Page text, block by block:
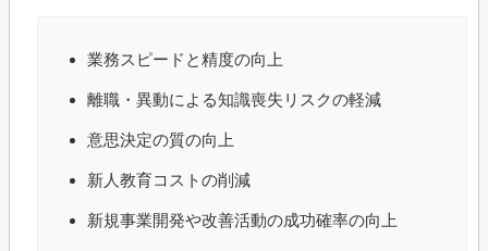
業務スピードと精度の向上
離職・異動による知識喪失リスクの軽減
意思決定の質の向上
新人教育コストの削減
新規事業開発や改善活動の成功確率の向上